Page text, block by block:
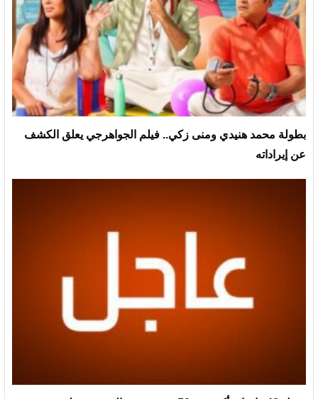
بطولة محمد هنيدي ومنى زكي.. فيلم الجواهرجي يعلق الكشف
عن إيراداته